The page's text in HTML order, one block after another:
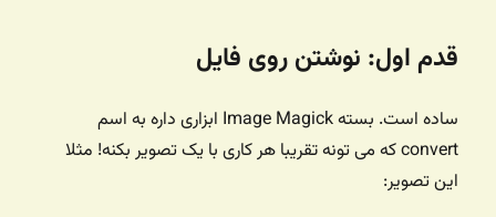
قدم اول: نوشتن روی فایل
ساده است. بسته Image Magick ابزاری داره به اسم
convert که می تونه تقریبا هر کاری با یک تصویر بکنه! مثلا
این تصویر: